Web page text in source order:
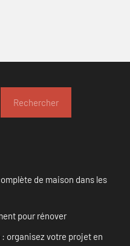
Rechercher
de maison dans les
pour rénover
organisez votre projet en